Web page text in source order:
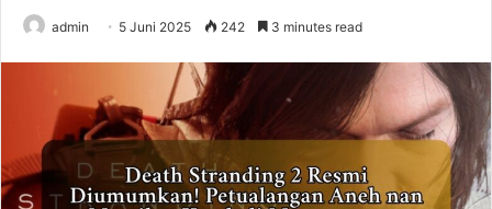
admin 5 Juni 2025 242 3 minutes read